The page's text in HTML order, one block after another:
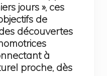
jours », ces
de
découvertes
à
proche, dès